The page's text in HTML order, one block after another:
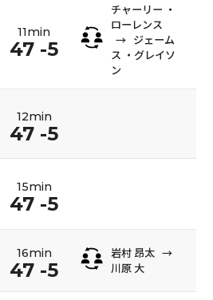
11min
47 -5
チャーリー ・
ローレンス
→ ジェーム
ス ・グレイソ
ン
12min
47 -5
15min
47 -5
16min
47 -5
岩村 昂太 →
川原 大